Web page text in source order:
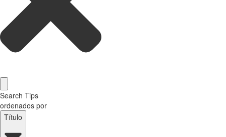
Search Tips
ordenados por
Título